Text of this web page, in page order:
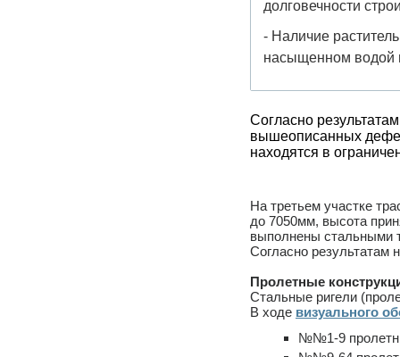
долговечности
- Наличие
насыщенном водой
Согласно
вышеописанных
находятся в
На третьем участке
до 7050мм, высота
выполнены стальными
Согласно результатам
Пролетные
Стальные ригели
В ходе визуального
№№1-9